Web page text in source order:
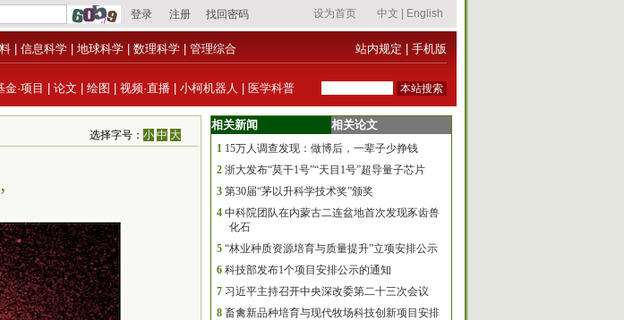
信息科学 地球科学 数理科学 管理综合 站内规定 手机版
金·项目 论文 绘图 视频·直播 小柯机器人 医学科普
选择字号：小 中 大
相关新闻 相关论文
1 15万人调查发现：做博后，一辈子少挣钱
2 浙大发布“莫干1号”“天目1号”超导量子芯片
3 第30届“茅以升科学技术奖”颁奖
4 中科院团队在内蒙古二连盆地首次发现豕齿兽
化石
5 “林业种质资源培育与质量提升”立项安排公示
6 科技部发布1个项目安排公示的通知
7 习近平主持召开中央深改委第二十三次会议
8 畜禽新品种培育与现代牧场科技创新项目安排